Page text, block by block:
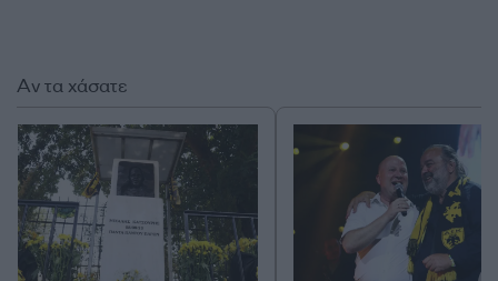
Αν τα χάσατε